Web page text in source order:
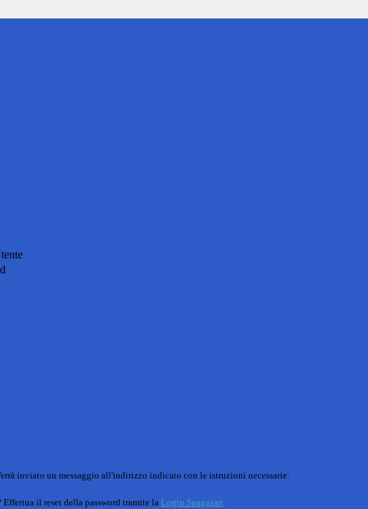
inviato un messaggio all'indirizzo indicato con le istruzioni necessarie.
il reset della password tramite la Login Spaggiari